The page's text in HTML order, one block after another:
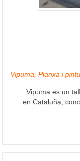
Vipuma, Planxa i
Vipuma es un
en Cataluña,